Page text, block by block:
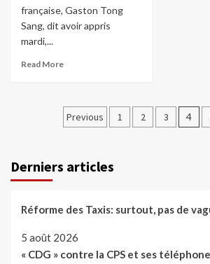
française, Gaston Tong
Sang, dit avoir appris
mardi,...
Read More
Pagination
publications
Previous 1 2 3 4
Derniers articles
Réforme des Taxis: surtout, pas de
5 août 2026
« CDG » contre la CPS et ses